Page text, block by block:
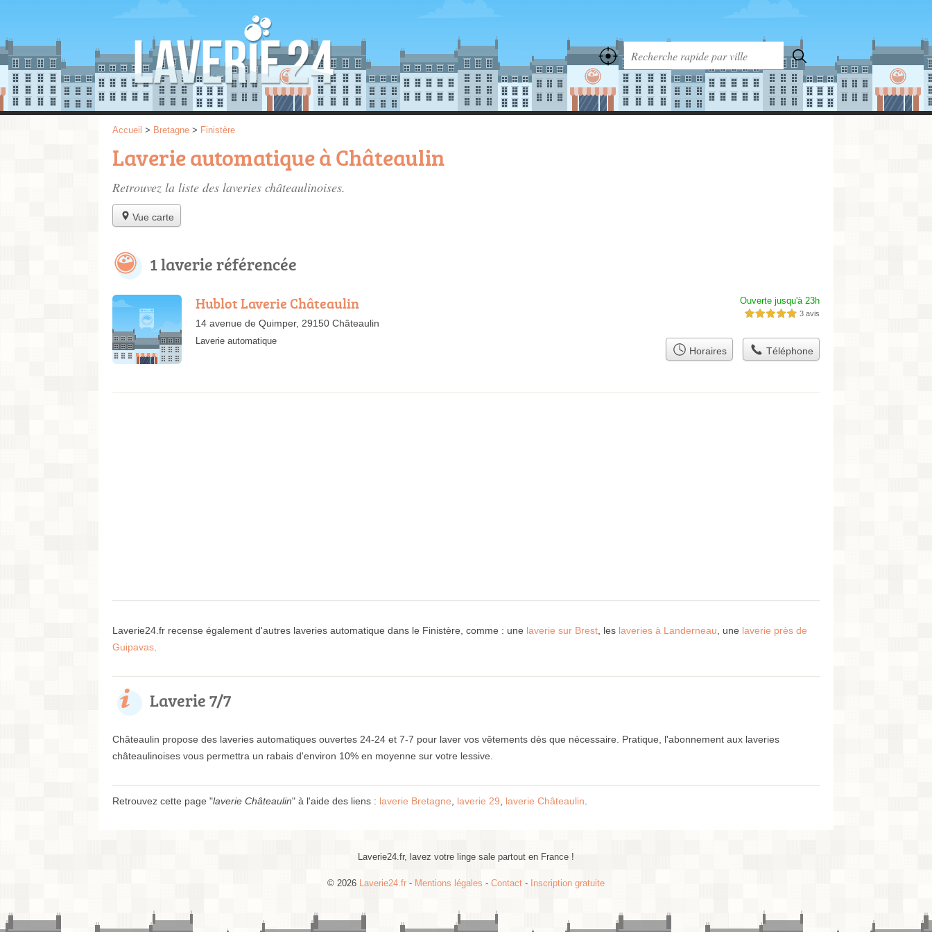
Accueil > Bretagne > Finistère
Laverie automatique à Châteaulin
Retrouvez la liste des laveries châteaulinoises.
Vue carte
1 laverie référencée
Hublot Laverie Châteaulin
14 avenue de Quimper, 29150 Châteaulin
Ouverte jusqu'à 23h
5,0 étoiles sur 5 3 avis
Laverie automatique
Horaires Téléphone
Laverie24.fr recense également d'autres laveries automatique dans le Finistère, comme : une laverie sur Brest , les laveries à Landerneau , une laverie près de
Guipavas
Laverie 7/7
Châteaulin propose des laveries automatiques ouvertes 24-24 et 7-7 pour laver vos vêtements dès que nécessaire. Pratique, l'abonnement aux laveries
châteaulinoises vous permettra un rabais d'environ 10% en moyenne sur votre lessive.
Retrouvez cette page "laverie Châteaulin" à l'aide des liens : laverie Bretagne laverie 29 laverie Châteaulin
Laverie24.fr, lavez votre linge sale partout en France !
© 2026 Laverie24.fr - Mentions légales - Contact - Inscription gratuite